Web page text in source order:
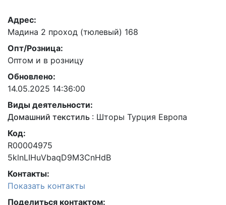
Адрес:
Мадина 2 проход (тюлевый) 168
Опт/Розница:
Оптом и в розницу
Обновлено:
14.05.2025 14:36:00
Виды деятельности:
Домашний текстиль : Шторы Турция Европа
Код:
R00004975
5klnLIHuVbaqD9M3CnHdB
Контакты:
Показать контакты
Поделиться контактом: